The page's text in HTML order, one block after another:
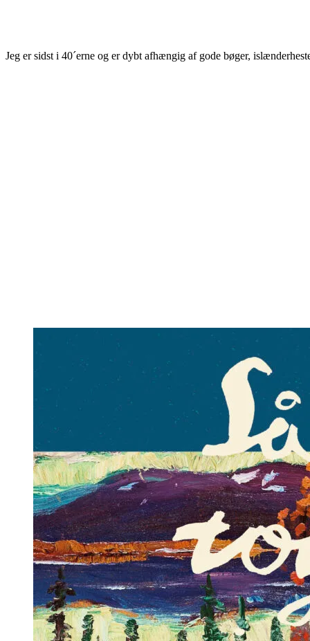
Jeg er sidst i 40´erne og er dybt afhængig af gode bøger,